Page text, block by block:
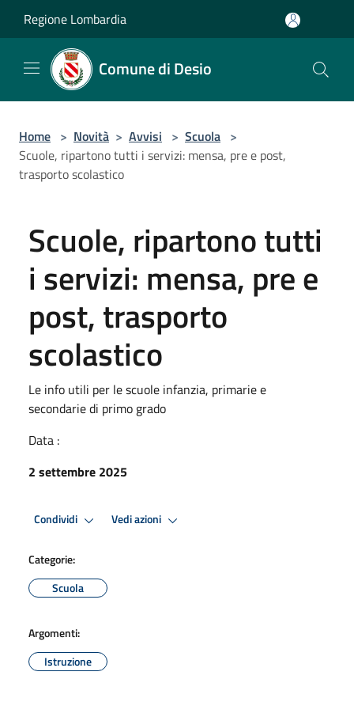
Regione Lombardia
Comune di Desio
Home > Novità > Avvisi > Scuola >
Scuole, ripartono tutti i servizi: mensa, pre e post,
trasporto scolastico
Scuole, ripartono tutti
i servizi: mensa, pre e
post, trasporto
scolastico
Le info utili per le scuole infanzia, primarie e
secondarie di primo grado
Data :
2 settembre 2025
Condividi Vedi azioni
Categorie:
Scuola
Argomenti:
Istruzione